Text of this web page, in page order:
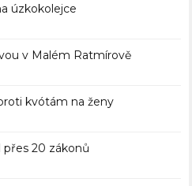
úzkokolejce
v Malém Ratmírově
kvótám na ženy
přes 20 zákonů